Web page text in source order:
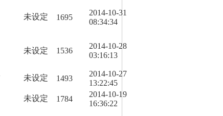
未设定 1695
2014-10-31
08:34:34
未设定 1536
2014-10-28
03:16:13
未设定 1493
2014-10-27
13:22:45
未设定 1784
2014-10-19
16:36:22